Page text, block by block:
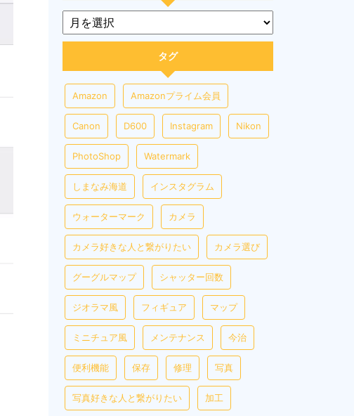
タグ
Amazon Amazonプライム会員
Canon D600 Instagram Nikon
PhotoShop Watermark
しまなみ海道 インスタグラム
ウォーターマーク カメラ
カメラ好きな人と繋がりたい カメラ選び
グーグルマップ シャッター回数
ジオラマ風 フィギュア マップ
ミニチュア風 メンテナンス 今治
便利機能 保存 修理 写真
写真好きな人と繋がりたい 加工